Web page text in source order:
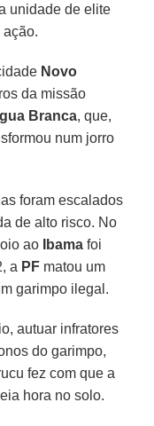
unidade de elite
Novo
da missão
Branca, que,
num jorro
foram escalados
de alto risco. No
ao Ibama foi
a PF matou um
garimpo ilegal.
autuar infratores
do garimpo,
fez com que a
hora no solo.